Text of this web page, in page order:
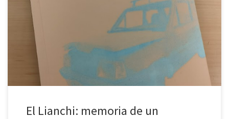
2026 con La frontera azul, un libro inclasificable y exquisitamente
editado por Altamarea, en su colección Barlovento. Tras superar
sus problemas con el alcohol —algo que ya contó con una
sinceridad valiente en su primer libro, Vinagre […]
El Lianchi: memoria de un